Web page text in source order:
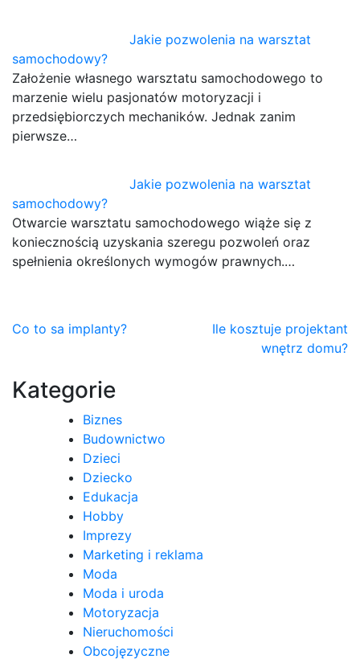
Jakie pozwolenia na warsztat
samochodowy?
Założenie własnego warsztatu samochodowego to
marzenie wielu pasjonatów motoryzacji i
przedsiębiorczych mechaników. Jednak zanim
pierwsze…
Jakie pozwolenia na warsztat
samochodowy?
Otwarcie warsztatu samochodowego wiąże się z
koniecznością uzyskania szeregu pozwoleń oraz
spełnienia określonych wymogów prawnych.…
Nawigacja
Co to sa implanty?
Ile kosztuje projektant
wnętrz domu?
Kategorie
Biznes
Budownictwo
Dzieci
Dziecko
Edukacja
Hobby
Imprezy
Marketing i reklama
Moda
Moda i uroda
Motoryzacja
Nieruchomości
Obcojęzyczne